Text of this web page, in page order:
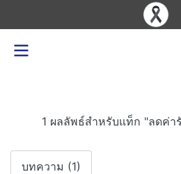
1 ผลลัพธ์สำหรับแท็ก "ลดค่า
บทความ (1)